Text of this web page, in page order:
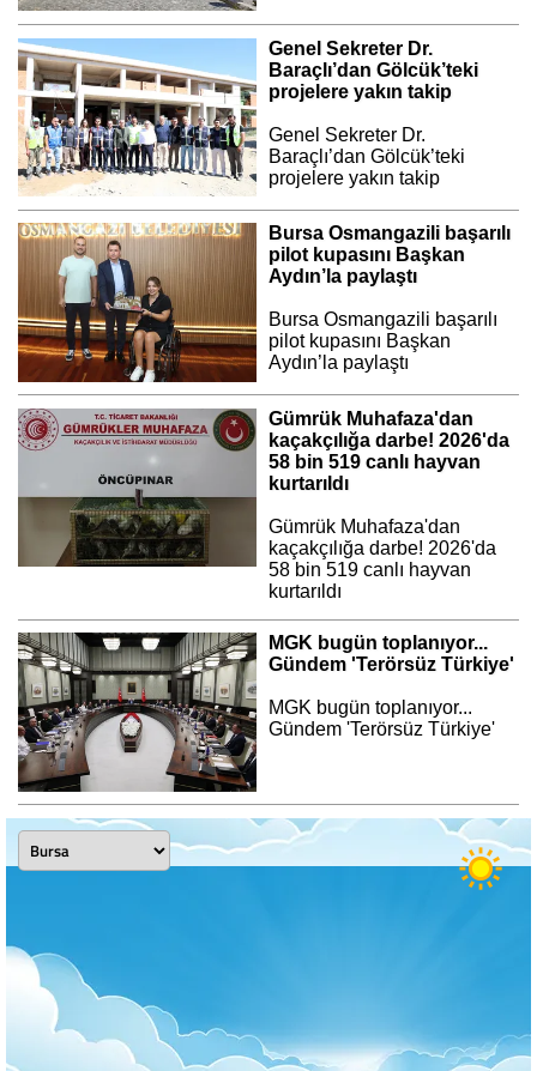
Genel Sekreter Dr.
Baraçlı’dan Gölcük’teki
projelere yakın takip
Genel Sekreter Dr.
Baraçlı’dan Gölcük’teki
projelere yakın takip
Bursa Osmangazili başarılı
pilot kupasını Başkan
Aydın’la paylaştı
Bursa Osmangazili başarılı
pilot kupasını Başkan
Aydın’la paylaştı
Gümrük Muhafaza'dan
kaçakçılığa darbe! 2026'da
58 bin 519 canlı hayvan
kurtarıldı
Gümrük Muhafaza'dan
kaçakçılığa darbe! 2026'da
58 bin 519 canlı hayvan
kurtarıldı
MGK bugün toplanıyor...
Gündem 'Terörsüz Türkiye'
MGK bugün toplanıyor...
Gündem 'Terörsüz Türkiye'